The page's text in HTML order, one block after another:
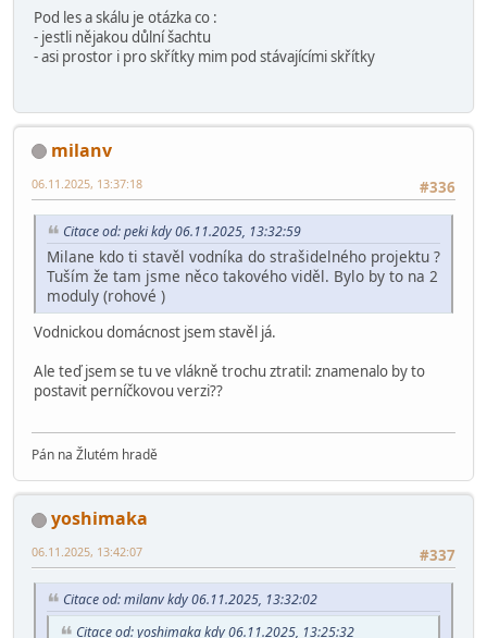
Pod les a skálu je otázka co :
- jestli nějakou důlní šachtu
- asi prostor i pro skřítky mim pod stávajícími skřítky
milanv
#336
06.11.2025, 13:37:18
Citace od: peki kdy 06.11.2025, 13:32:59
Milane kdo ti stavěl vodníka do strašidelného projektu ?
Tuším že tam jsme něco takového viděl. Bylo by to na 2
moduly (rohové )
Vodnickou domácnost jsem stavěl já.
Ale teď jsem se tu ve vlákně trochu ztratil: znamenalo by to
postavit perníčkovou verzi??
Pán na Žlutém hradě
yoshimaka
#337
06.11.2025, 13:42:07
Citace od: milanv kdy 06.11.2025, 13:32:02
Citace od: yoshimaka kdy 06.11.2025, 13:25:32